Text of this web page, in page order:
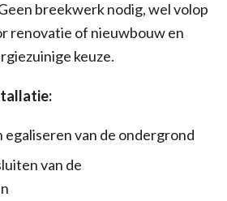
breekwerk nodig, wel volop
renovatie of nieuwbouw en
keuze.
van de ondergrond
van de